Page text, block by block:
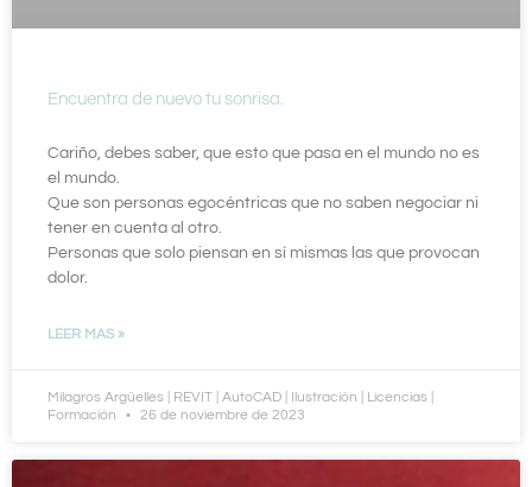
Encuentra de nuevo tu sonrisa.
Cariño, debes saber, que esto que pasa en el mundo no es
el mundo.
Que son personas egocéntricas que no saben negociar ni
tener en cuenta al otro.
Personas que solo piensan en sí mismas las que provocan
dolor.
LEER MAS »
Milagros Argüelles | REVIT | AutoCAD | Ilustración | Licencias |
Formación
26 de noviembre de 2023